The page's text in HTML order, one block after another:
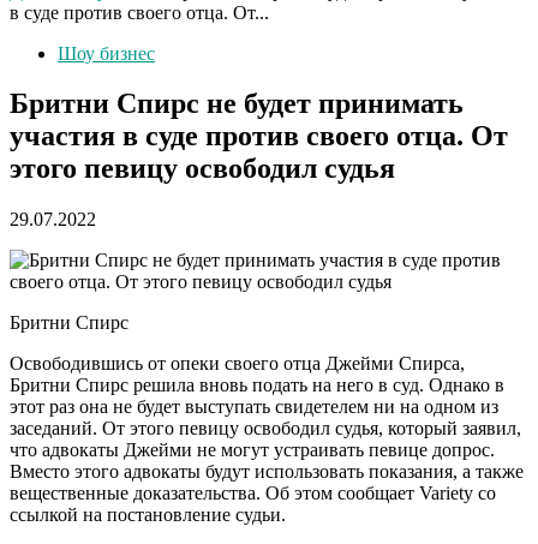
в суде против своего отца. От...
Шоу бизнес
Бритни Спирс не будет принимать
участия в суде против своего отца. От
этого певицу освободил судья
29.07.2022
Бритни Спирс
Освободившись от опеки своего отца Джейми Спирса,
Бритни Спирс решила вновь подать на него в суд. Однако в
этот раз она не будет выступать свидетелем ни на одном из
заседаний. От этого певицу освободил судья, который заявил,
что адвокаты Джейми не могут устраивать певице допрос.
Вместо этого адвокаты будут использовать показания, а также
вещественные доказательства. Об этом сообщает Variety со
ссылкой на постановление судьи.